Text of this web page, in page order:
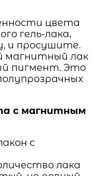
цвета
гель-лака,
и просушите.
магнитный лак
пигмент. Это
с магнитным
с
лака